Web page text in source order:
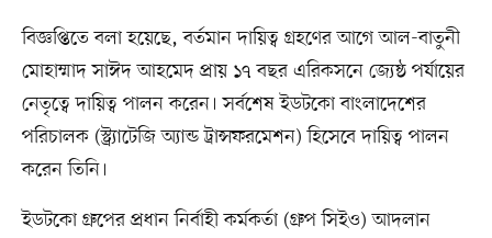
বিজ্ঞপ্তিতে বলা হয়েছে, বর্তমান দায়িত্ব গ্রহণের আগে আল-বাতুনী
মোহাম্মাদ সাঈদ আহমেদ প্রায় ১৭ বছর এরিকসনে জ্যেষ্ঠ পর্যায়ের
নেতৃত্বে দায়িত্ব পালন করেন। সর্বশেষ ইডটকো বাংলাদেশের
পরিচালক (স্ট্র্যাটেজি অ্যান্ড ট্রান্সফরমেশন) হিসেবে দায়িত্ব পালন
করেন তিনি।
ইডটকো গ্রুপের প্রধান নির্বাহী কর্মকর্তা (গ্রুপ সিইও) আদলান